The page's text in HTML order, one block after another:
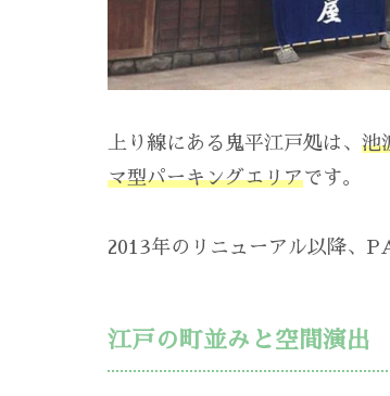
上り線にある鬼平江戸処は、 池
マ型パーキングエリアです。
2013年のリニューアル以降、
江戸の町並みと空間演出